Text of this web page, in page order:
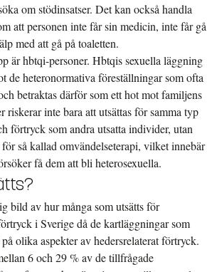
om stödinsatser. Det kan också handla
att personen inte får sin medicin, inte får gå
med att gå på toaletten.
är hbtqi-personer. Hbtqis sexuella läggning
de heteronormativa föreställningar som ofta
betraktas därför som ett hot mot familjens
riskerar inte bara att utsättas för samma typ
förtryck som andra utsatta individer, utan
så kallad omvändelseterapi, vilket innebär
få dem att bli heterosexuella.
bild av hur många som utsätts för
i Sverige då de kartläggningar som
olika aspekter av hedersrelaterat förtryck.
6 och 29 % av de tillfrågade